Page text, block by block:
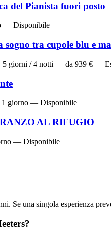
del Pianista fuori posto
— Disponibile
tra cupole blu e
giorni / 4 notti — da 939 € —
giorno — Disponibile
AL RIFUGIO
— Disponibile
Se una singola esperienza